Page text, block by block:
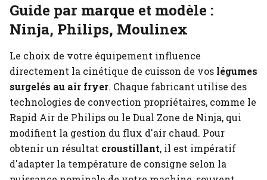
Guide par marque et modèle :
Ninja, Philips, Moulinex
Le choix de votre équipement influence
directement la cinétique de cuisson de vos légumes
surgelés au air fryer. Chaque fabricant utilise des
technologies de convection propriétaires, comme le
Rapid Air de Philips ou le Dual Zone de Ninja, qui
modifient la gestion du flux d'air chaud. Pour
obtenir un résultat croustillant, il est impératif
d'adapter la température de consigne selon la